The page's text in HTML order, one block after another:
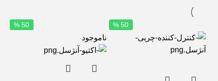
50 %
ناموجود
50 %